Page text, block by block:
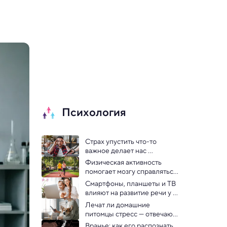
Психология
Страх упустить что-то
важное делает нас
несчастными —
исследование
Физическая активность
помогает мозгу справляться
с детскими травмами
Смартфоны, планшеты и ТВ
влияют на развитие речи у
маленьких детей —
исследование
Лечат ли домашние
питомцы стресс — отвечают
психологи